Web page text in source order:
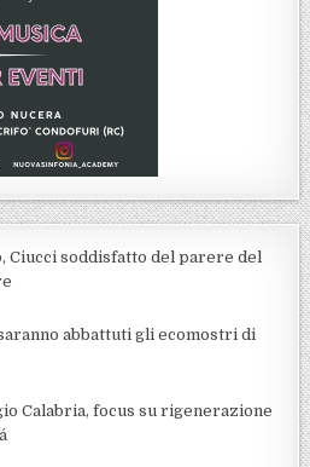
Ciucci soddisfatto del parere del
abbattuti gli ecomostri di
Calabria, focus su rigenerazione